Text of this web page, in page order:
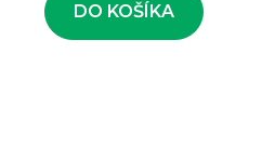
DO KOŠÍKA